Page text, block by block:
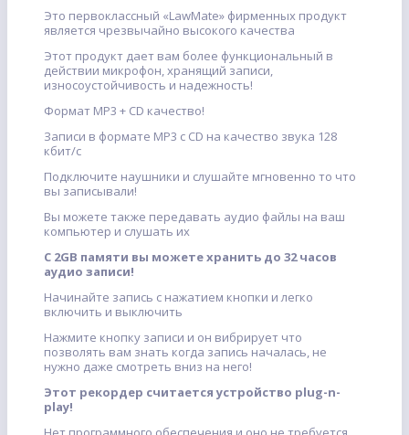
Это первоклассный «LawMate» фирменных продукт
является чрезвычайно высокого качества
Этот продукт дает вам более функциональный в
действии микрофон, хранящий записи,
износоустойчивость и надежность!
Формат MP3 + CD качество!
Записи в формате MP3 с CD на качество звука 128
кбит/с
Подключите наушники и слушайте мгновенно то что
вы записывали!
Вы можете также передавать аудио файлы на ваш
компьютер и слушать их
С 2GB памяти вы можете хранить до 32 часов
аудио записи!
Начинайте запись с нажатием кнопки и легко
включить и выключить
Нажмите кнопку записи и он вибрирует что
позволять вам знать когда запись началась, не
нужно даже смотреть вниз на него!
Этот рекордер считается устройство plug-n-
play!